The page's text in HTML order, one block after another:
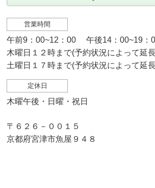
営業時間
午前9：00~12：00 午後14：00~19：
木曜日１２時まで(予約状況によって延
土曜日１７時まで(予約状況によって延
定休日
木曜午後・日曜・祝日
〒６２６－００１５
京都府宮津市魚屋９４８